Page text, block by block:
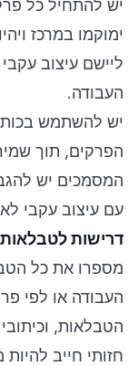
יש להתחיל כל
ימוקמו במרכז
ליישם עיצוב
העבודה.
יש להשתמש
הפרקים, תוך
המסמכים יש
עם עיצוב עקבי
דרישות לטבלאות
מספרו את כל
העבודה או לפי
הטבלאות,
חזותי חייב